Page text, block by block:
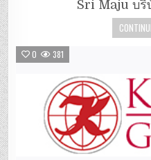
Sri Maju บริ
0 381